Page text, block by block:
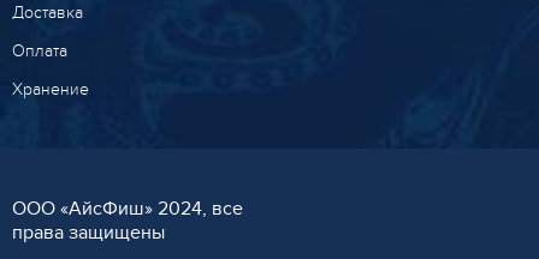
Доставка
Оплата
Хранение
ООО «AйсФиш» 2024, все
права защищены